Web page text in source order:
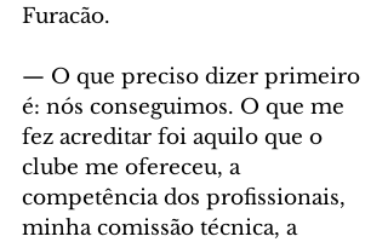
Furacão.
— O que preciso dizer primeiro
é: nós conseguimos. O que me
fez acreditar foi aquilo que o
clube me ofereceu, a
competência dos profissionais,
minha comissão técnica, a